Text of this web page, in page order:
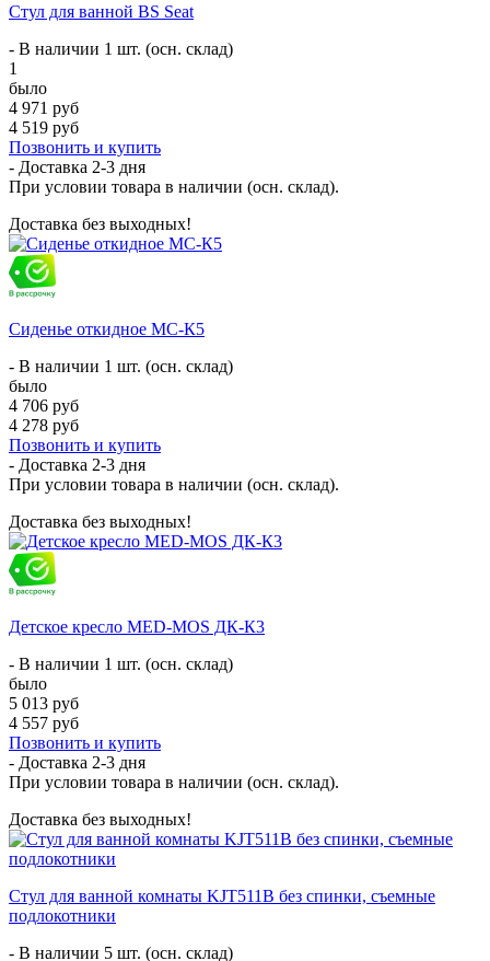
Стул для ванной BS Seat
- В наличии 1 шт. (осн. склад)
1
было
4 971 руб
4 519 руб
Позвонить и купить
- Доставка 2-3 дня
При условии товара в наличии (осн. склад).
Доставка без выходных!
Сиденье откидное МС-К5
- В наличии 1 шт. (осн. склад)
было
4 706 руб
4 278 руб
Позвонить и купить
- Доставка 2-3 дня
При условии товара в наличии (осн. склад).
Доставка без выходных!
Детское кресло MED-MOS ДК-К3
- В наличии 1 шт. (осн. склад)
было
5 013 руб
4 557 руб
Позвонить и купить
- Доставка 2-3 дня
При условии товара в наличии (осн. склад).
Доставка без выходных!
Стул для ванной комнаты KJT511B без спинки, съемные
подлокотники
- В наличии 5 шт. (осн. склад)